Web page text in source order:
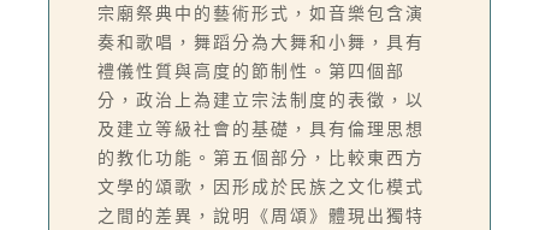
宗廟祭典中的藝術形式，如音樂包含演
奏和歌唱，舞蹈分為大舞和小舞，具有
禮儀性質與高度的節制性。第四個部
分，政治上為建立宗法制度的表徵，以
及建立等級社會的基礎，具有倫理思想
的教化功能。第五個部分，比較東西方
文學的頌歌，因形成於民族之文化模式
之間的差異，說明《周頌》體現出獨特